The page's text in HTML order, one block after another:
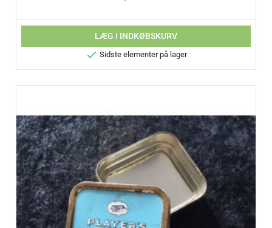
LÆG I INDKØBSKURV
 Sidste elementer på lager